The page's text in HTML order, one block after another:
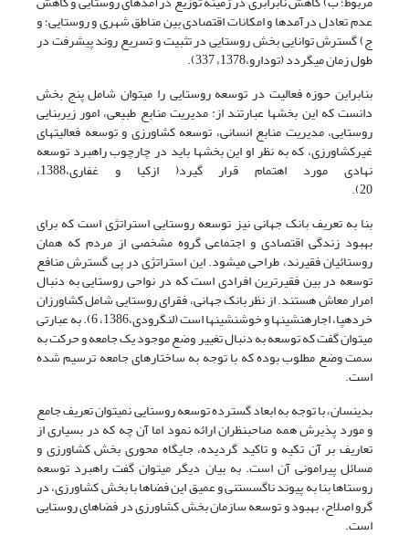
عدم تعادل درآمدها و امکانات اقتصادی بین مناطق شهری و روستایی؛ و
ج) گسترش توانایی بخش روستایی در تثبیت و تسریع روند پیشرفت در
طول زمان می­گردد (تودارو،1378، 337).
بنابراین حوزه فعالیت در توسعه روستایی را می­توان شامل پنج بخش
دانست که این بخش­ها عبارتند از: مدیریت منابع طبیعی، امور زیربنایی
روستایی، مدیریت منابع انسانی، توسعه کشاورزی و توسعه فعالیت­های
غیرکشاورزی، که به نظر او این بخش­ها باید در چارچوب راهبرد توسعه
نهادی مورد اهتمام قرار گیرد( ازکیا و غفاری،1388،
20).
بنا به تعریف بانک جهانی نیز توسعه روستایی استراتژی است که برای
بهبود زندگی اقتصادی و اجتماعی گروه مشخصی از مردم که همان
روستائیان فقیرند، طراحی می­شود. این استراتژی در پی گسترش منافع
توسعه در بین فقیرترین افرادی است که در نواحی روستایی به دنبال
امرار معاش هستند. از نظر بانک جهانی، فقرای روستایی شامل کشاورزان
خرده­پا، اجاره­نشین­ها و خوش­نشین­ها است (لنگرودی،1386، 6). به عبارتی
می­توان گفت که توسعه به دنبال تغییر وضع موجود یک جامعه و حرکت به
سمت وضع مطلوب بوده که با توجه به ساختارهای جامعه ترسیم شده
است.
بدین­سان، با توجه به ابعاد گسترده توسعه روستایی نمی­توان تعریف جامع
و مورد پذیرش همه صاحب­نظران ارائه نمود اما آن چه که در بسیاری از
تعاریف بر آن تکیه و تاکید گردیده، جایگاه محوری بخش کشاورزی و
مسائل پیرامونی آن است. به بیان دیگر می­توان گفت راهبرد توسعه
روستاها بنا به پیوند ناگسستنی و عمیق این فضاها با بخش کشاورزی، در
گرو اصلاح، بهبود و توسعه سازمان بخش کشاورزی در فضاهای روستایی
است.